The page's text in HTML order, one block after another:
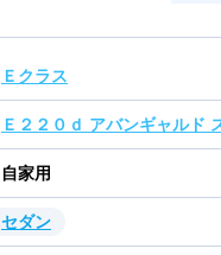
Ｅクラス
Ｅ２２０ｄ アバンギャルド
自家用
セダン